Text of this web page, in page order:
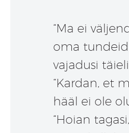
“Ma ei
oma
vajadusi
“Kardan, et
hääl ei ole
“Hoian